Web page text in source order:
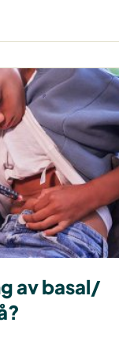
av basal/